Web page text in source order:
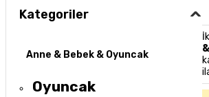
Kategoriler
Anne & Bebek & Oyuncak
Oyuncak